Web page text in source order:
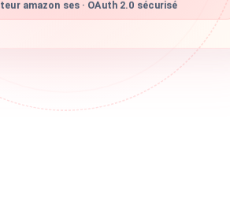
amazon ses · OAuth 2.0 sécurisé